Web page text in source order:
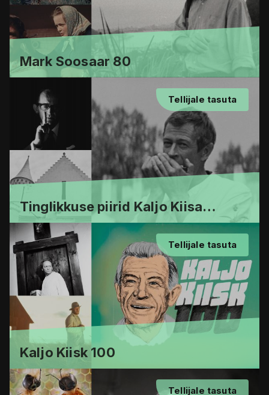
Mark Soosaar 80
Tellijale tasuta
Tinglikkuse piirid Kaljo Kiisa
"Hullumeelsuses"
Tellijale tasuta
Kaljo Kiisk 100
Tellijale tasuta